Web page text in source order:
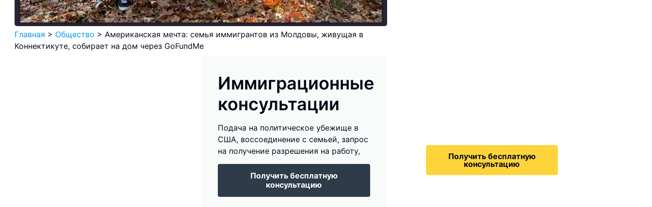
Главная > Общество > Американская мечта: семья иммигрантов из Молдовы, живущая в
Коннектикуте, собирает на дом через GoFundMe
Иммиграционные
консультации
Подача на политическое убежище в
США, воссоединение с семьей, запрос
на получение разрешения на работу,
Получить бесплатную
консультацию
Получить бесплатную
консультацию